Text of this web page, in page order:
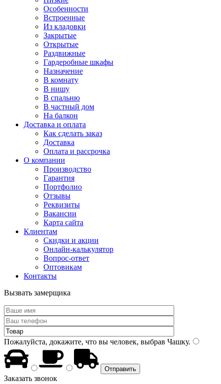
Особенности
Встроенные
Из кладовки
Закрытые
Открытые
Раздвижные
Гардеробные шкафы
Назначение
В комнату
В нишу
В спальню
В частный дом
На балкон
Доставка и оплата
Как сделать заказ
Доставка
Оплата и рассрочка
О компании
Производство
Гарантия
Портфолио
Отзывы
Реквизиты
Вакансии
Карта сайта
Клиентам
Скидки и акции
Онлайн-калькулятор
Вопрос-ответ
Оптовикам
Контакты
Вызвать замерщика
Пожалуйста, докажите, что вы человек, выбрав Чашку.
Заказать звонок